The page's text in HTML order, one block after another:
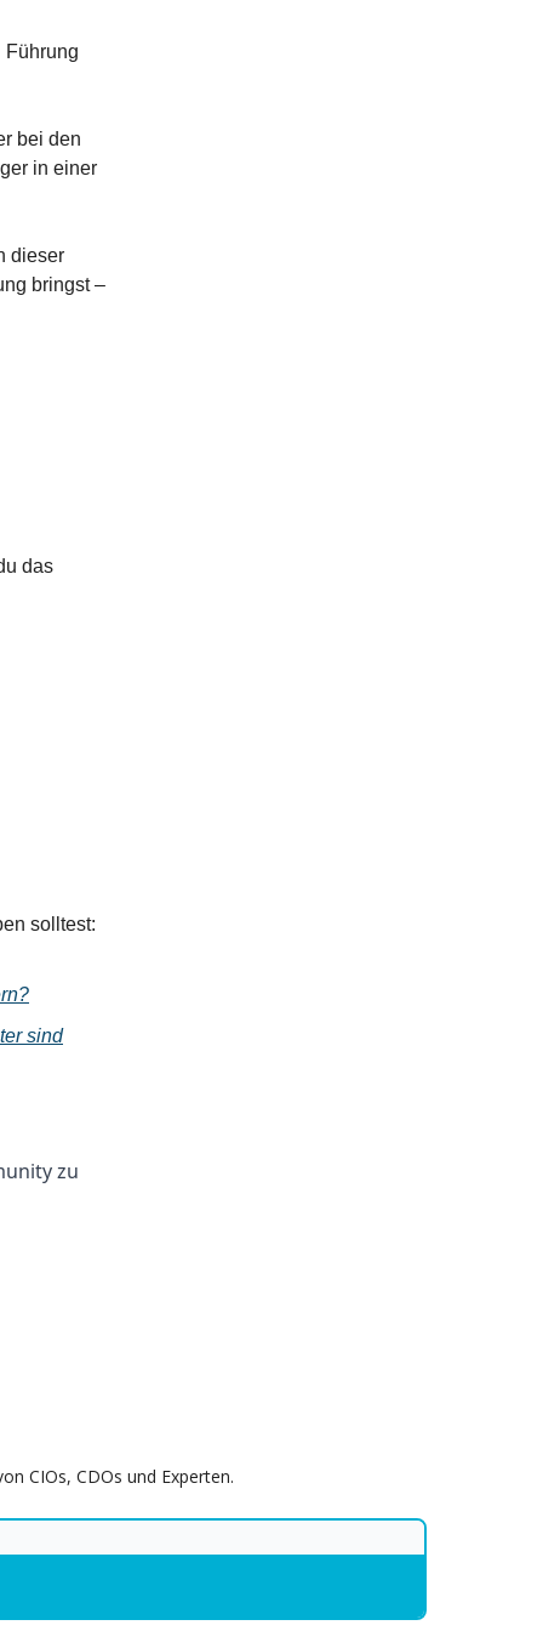
Führung
bei den
in einer
dieser
bringst –
das
solltest:
sind
zu
CIOs, CDOs und Experten.